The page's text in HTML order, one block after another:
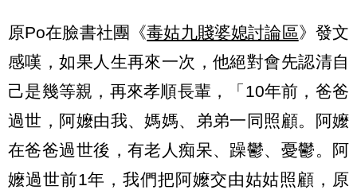
原Po在臉書社團《毒姑九賤婆媳討論區》發文
感嘆，如果人生再來一次，他絕對會先認清自
己是幾等親，再來孝順長輩，「10年前，爸爸
過世，阿嬤由我、媽媽、弟弟一同照顧。阿嬤
在爸爸過世後，有老人痴呆、躁鬱、憂鬱。阿
嬤過世前1年，我們把阿嬤交由姑姑照顧，原